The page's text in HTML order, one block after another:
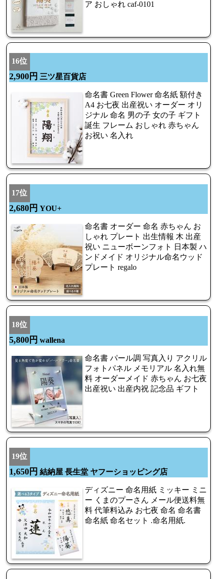
ア おしゃれ caf-0101
16位
2,900円 三ツ星百貨店
命名書 Green Flower 命名紙 額付き
A4 お七夜 出産祝い オーダー オリ
ジナル 命名 男の子 女の子 ギフト
誕生 フレーム おしゃれ 赤ちゃん
お祝い 名入れ
17位
2,680円 YOU+
命名書 オーダー 命名 赤ちゃん お
しゃれ プレート 出生情報 木 出産
祝い ニューボーンフォト 日本製 ハ
ンドメイド オリジナル命名ウッド
プレート regalo
18位
5,800円 wallena
命名書 パール調 写真入り アクリル
フォトパネル メモリアル 名入れ無
料 オーダーメイド 赤ちゃん お七夜
出産祝い 出産内祝 記念品 ギフト
19位
1,650円 結納屋 長生堂 ヤフーショッピング店
ディズニー 命名用紙 ミッキー ミニ
ー くまのプーさん メール便送料無
料 代筆料込み お七夜 命名 命名書
命名紙 命名セット .命名用紙.